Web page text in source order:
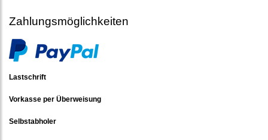
Zahlungsmöglichkeiten
Lastschrift
Vorkasse per Überweisung
Selbstabholer